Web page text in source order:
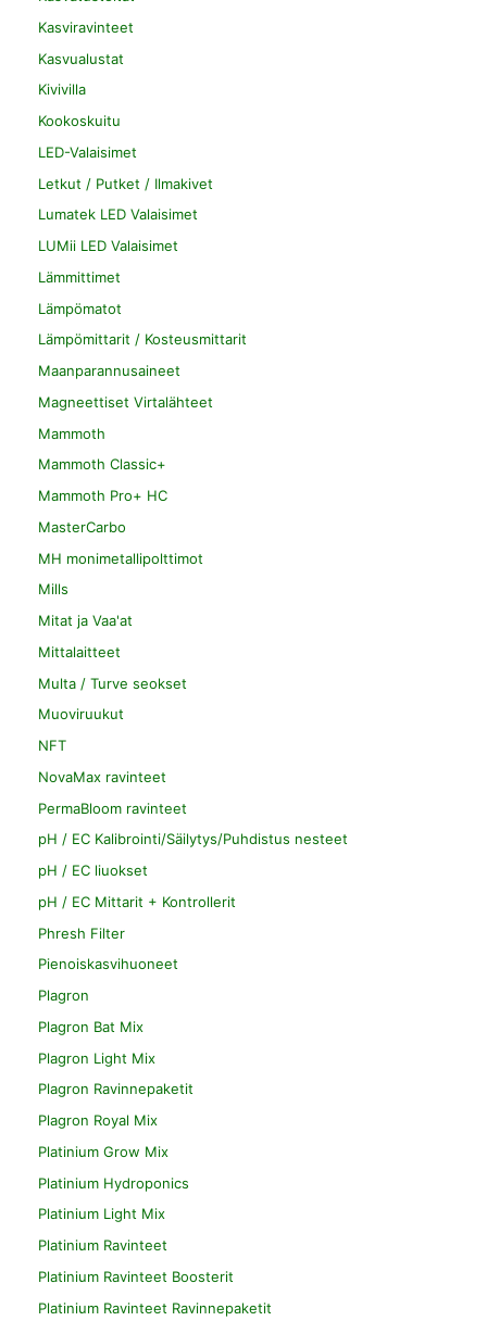
Kasviravinteet
Kasvualustat
Kivivilla
Kookoskuitu
LED-Valaisimet
Letkut / Putket / Ilmakivet
Lumatek LED Valaisimet
LUMii LED Valaisimet
Lämmittimet
Lämpömatot
Lämpömittarit / Kosteusmittarit
Maanparannusaineet
Magneettiset Virtalähteet
Mammoth
Mammoth Classic+
Mammoth Pro+ HC
MasterCarbo
MH monimetallipolttimot
Mills
Mitat ja Vaa'at
Mittalaitteet
Multa / Turve seokset
Muoviruukut
NFT
NovaMax ravinteet
PermaBloom ravinteet
pH / EC Kalibrointi/Säilytys/Puhdistus nesteet
pH / EC liuokset
pH / EC Mittarit + Kontrollerit
Phresh Filter
Pienoiskasvihuoneet
Plagron
Plagron Bat Mix
Plagron Light Mix
Plagron Ravinnepaketit
Plagron Royal Mix
Platinium Grow Mix
Platinium Hydroponics
Platinium Light Mix
Platinium Ravinteet
Platinium Ravinteet Boosterit
Platinium Ravinteet Ravinnepaketit